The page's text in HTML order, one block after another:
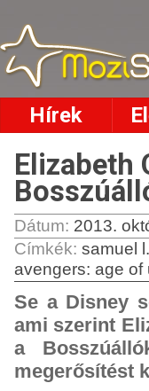
Hírek
Elizabeth
Dátum: 2013.
Címkék: samuel
avengers: age of
Se a Disney
ami szerint
a
megerősítést